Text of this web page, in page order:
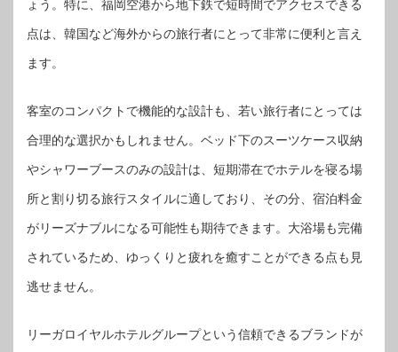
ょう。特に、福岡空港から地下鉄で短時間でアクセスできる
点は、韓国など海外からの旅行者にとって非常に便利と言え
ます。
客室のコンパクトで機能的な設計も、若い旅行者にとっては
合理的な選択かもしれません。ベッド下のスーツケース収納
やシャワーブースのみの設計は、短期滞在でホテルを寝る場
所と割り切る旅行スタイルに適しており、その分、宿泊料金
がリーズナブルになる可能性も期待できます。大浴場も完備
されているため、ゆっくりと疲れを癒すことができる点も見
逃せません。
リーガロイヤルホテルグループという信頼できるブランドが